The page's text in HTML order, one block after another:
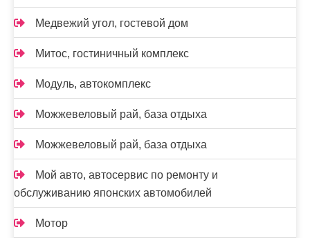
Медвежий угол, гостевой дом
Митос, гостиничный комплекс
Модуль, автокомплекс
Можжевеловый рай, база отдыха
Можжевеловый рай, база отдыха
Мой авто, автосервис по ремонту и
обслуживанию японских автомобилей
Мотор